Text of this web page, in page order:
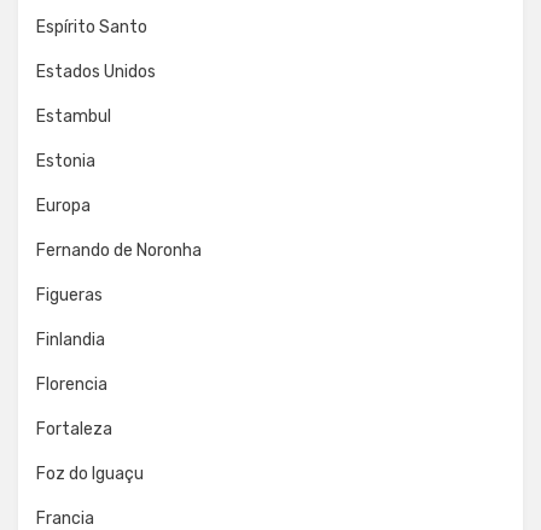
Espírito Santo
Estados Unidos
Estambul
Estonia
Europa
Fernando de Noronha
Figueras
Finlandia
Florencia
Fortaleza
Foz do Iguaçu
Francia